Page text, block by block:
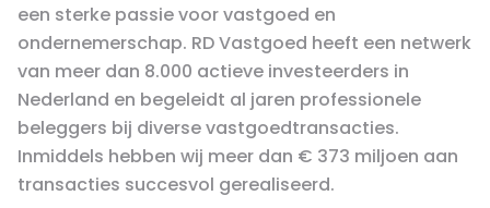
een sterke passie voor vastgoed en
ondernemerschap. RD Vastgoed heeft een netwerk
van meer dan 8.000 actieve investeerders in
Nederland en begeleidt al jaren professionele
beleggers bij diverse vastgoedtransacties.
Inmiddels hebben wij meer dan € 373 miljoen aan
transacties succesvol gerealiseerd.